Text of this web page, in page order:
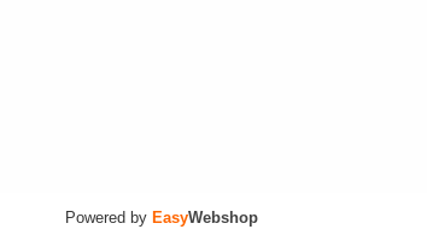
Powered by EasyWebshop